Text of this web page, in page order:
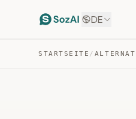
DE
STARTSEITE /